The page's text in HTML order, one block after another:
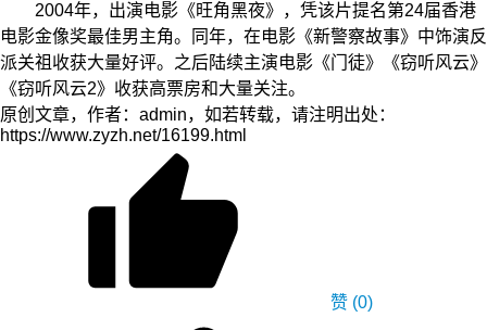
2004年，出演电影《旺角黑夜》，凭该片提名第24届香港
电影金像奖最佳男主角。同年，在电影《新警察故事》中饰演反
派关祖收获大量好评。之后陆续主演电影《门徒》《窃听风云》
《窃听风云2》收获高票房和大量关注。
原创文章，作者：admin，如若转载，请注明出处：
https://www.zyzh.net/16199.html
赞 (0)